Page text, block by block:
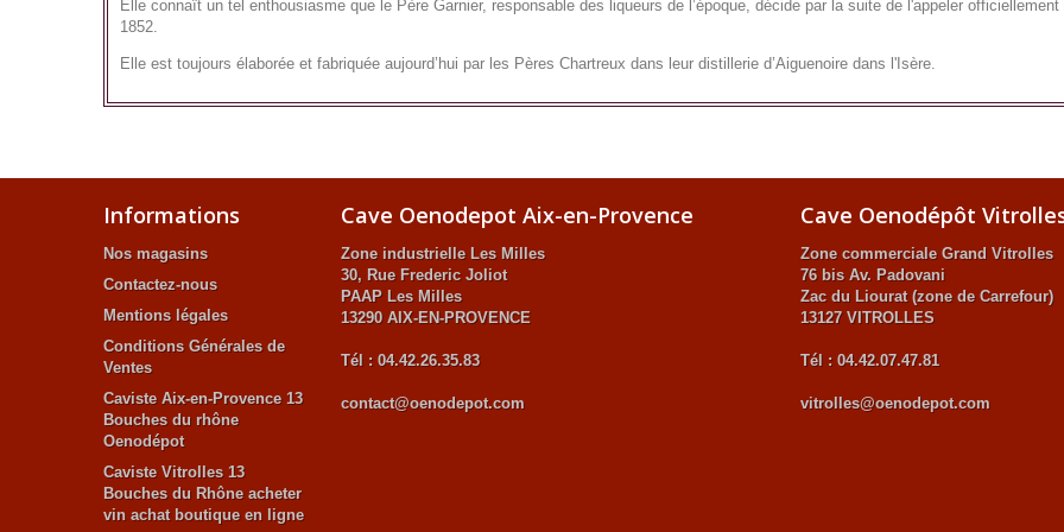
Elle connaît un tel enthousiasme que le Père Garnier, responsable des liqueurs de l’époque, décide par la suite de l'appeler
1852.
Elle est toujours élaborée et fabriquée aujourd’hui par les Pères Chartreux dans leur distillerie d’Aiguenoire dans l'Isère.
Informations
Nos magasins
Contactez-nous
Mentions légales
Conditions Générales de
Ventes
Caviste Aix-en-Provence 13
Bouches du rhône
Oenodépot
Caviste Vitrolles 13
Bouches du Rhône acheter
vin achat boutique en ligne
Cave Oenodepot Aix-en-Provence
Zone industrielle Les Milles
30, Rue Frederic Joliot
PAAP Les Milles
13290 AIX-EN-PROVENCE
Tél : 04.42.26.35.83
contact@oenodepot.com
Cave Oenodépôt
Zone commerciale Grand Vitrolles
76 bis Av. Padovani
Zac du Liourat (zone de Carrefour)
13127 VITROLLES
Tél : 04.42.07.47.81
vitrolles@oenodepot.com